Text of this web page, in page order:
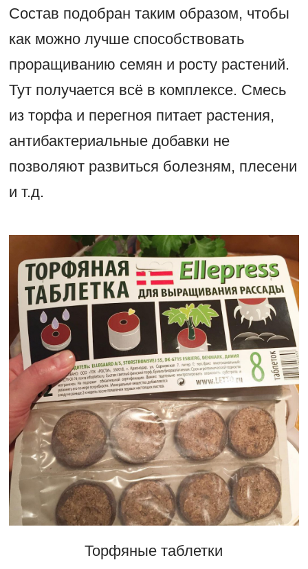
Состав подобран таким образом, чтобы
как можно лучше способствовать
проращиванию семян и росту растений.
Тут получается всё в комплексе. Смесь
из торфа и перегноя питает растения,
антибактериальные добавки не
позволяют развиться болезням, плесени
и т.д.
Торфяные таблетки